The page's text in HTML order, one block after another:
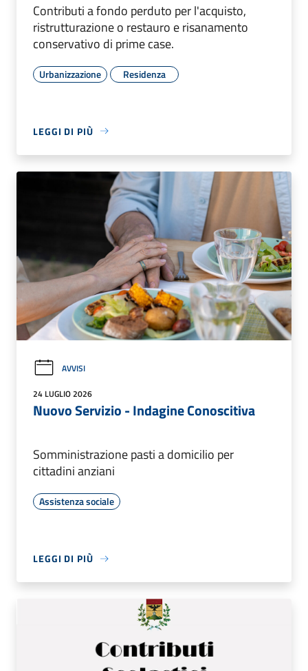
Contributi a fondo perduto per l'acquisto,
ristrutturazione o restauro e risanamento
conservativo di prime case.
Urbanizzazione Residenza
LEGGI DI PIÙ
AVVISI
24 LUGLIO 2026
Nuovo Servizio - Indagine Conoscitiva
Somministrazione pasti a domicilio per
cittadini anziani
Assistenza sociale
LEGGI DI PIÙ